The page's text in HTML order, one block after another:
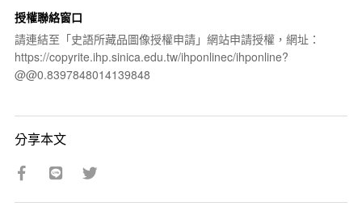
授權聯絡窗口
請連結至「史語所藏品圖像授權申請」網站申請授權，網址：
https://copyrite.ihp.sinica.edu.tw/ihponlinec/ihponline?
@@0.8397848014139848
分享本文